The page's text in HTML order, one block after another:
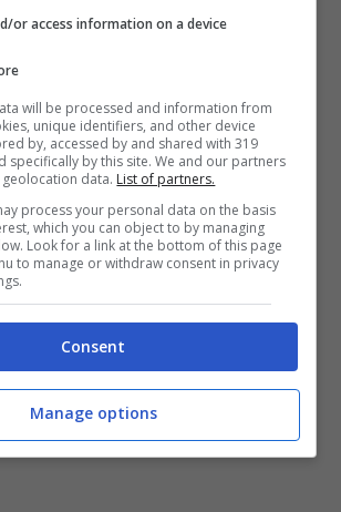
or access information on a device
will be processed and information from
unique identifiers, and other device
by, accessed by and shared with 319
specifically by this site. We and our partners
data. List of partners.
process your personal data on the basis
which you can object to by managing
Look for a link at the bottom of this page
to manage or withdraw consent in privacy
Consent
Manage options